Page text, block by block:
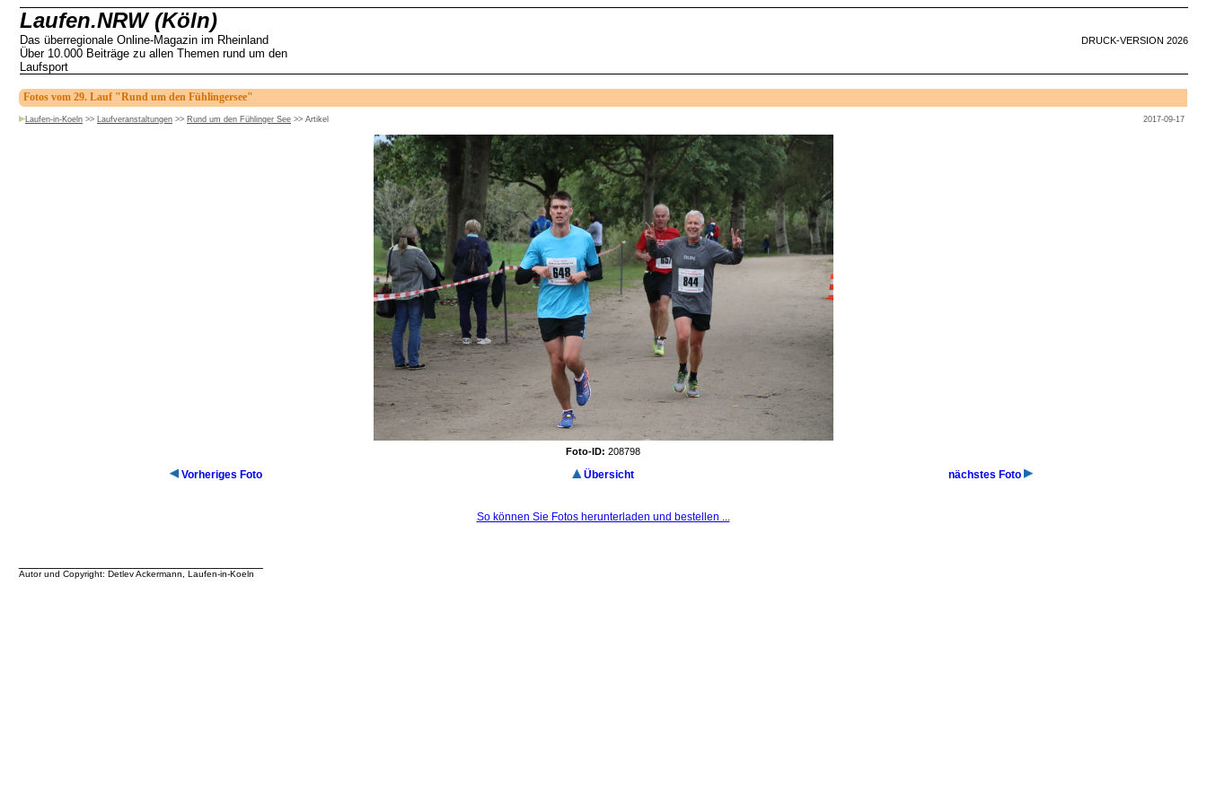
Laufen.NRW (Köln)
Das überregionale Online-Magazin im Rheinland
Über 10.000 Beiträge zu allen Themen rund um den
Laufsport
DRUCK-VERSION 2026
Fotos vom 29. Lauf "Rund um den Fühlingersee"
Laufen-in-Koeln >> Laufveranstaltungen >> Rund um den Fühlinger See >> Artikel 2017-09-17
Foto-ID: 208798
Vorheriges Foto Übersicht nächstes Foto
So können Sie Fotos herunterladen und bestellen ...
Autor und Copyright: Detlev Ackermann, Laufen-in-Koeln